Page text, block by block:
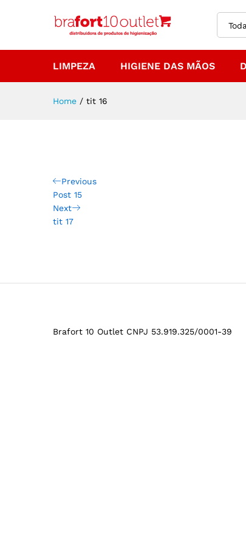
LIMPEZA HIGIENE DAS MÃOS
Home / tit 16
Previous
Post 15
Next
tit 17
Brafort 10 Outlet CNPJ 53.919.325/0001-39